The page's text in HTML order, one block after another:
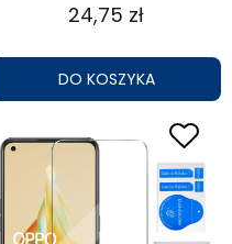
24,75 zł
DO KOSZYKA